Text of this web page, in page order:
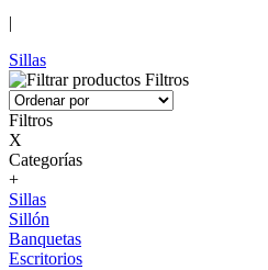
|
Sillas
Filtros
Filtros
X
Categorías
+
Sillas
Sillón
Banquetas
Escritorios